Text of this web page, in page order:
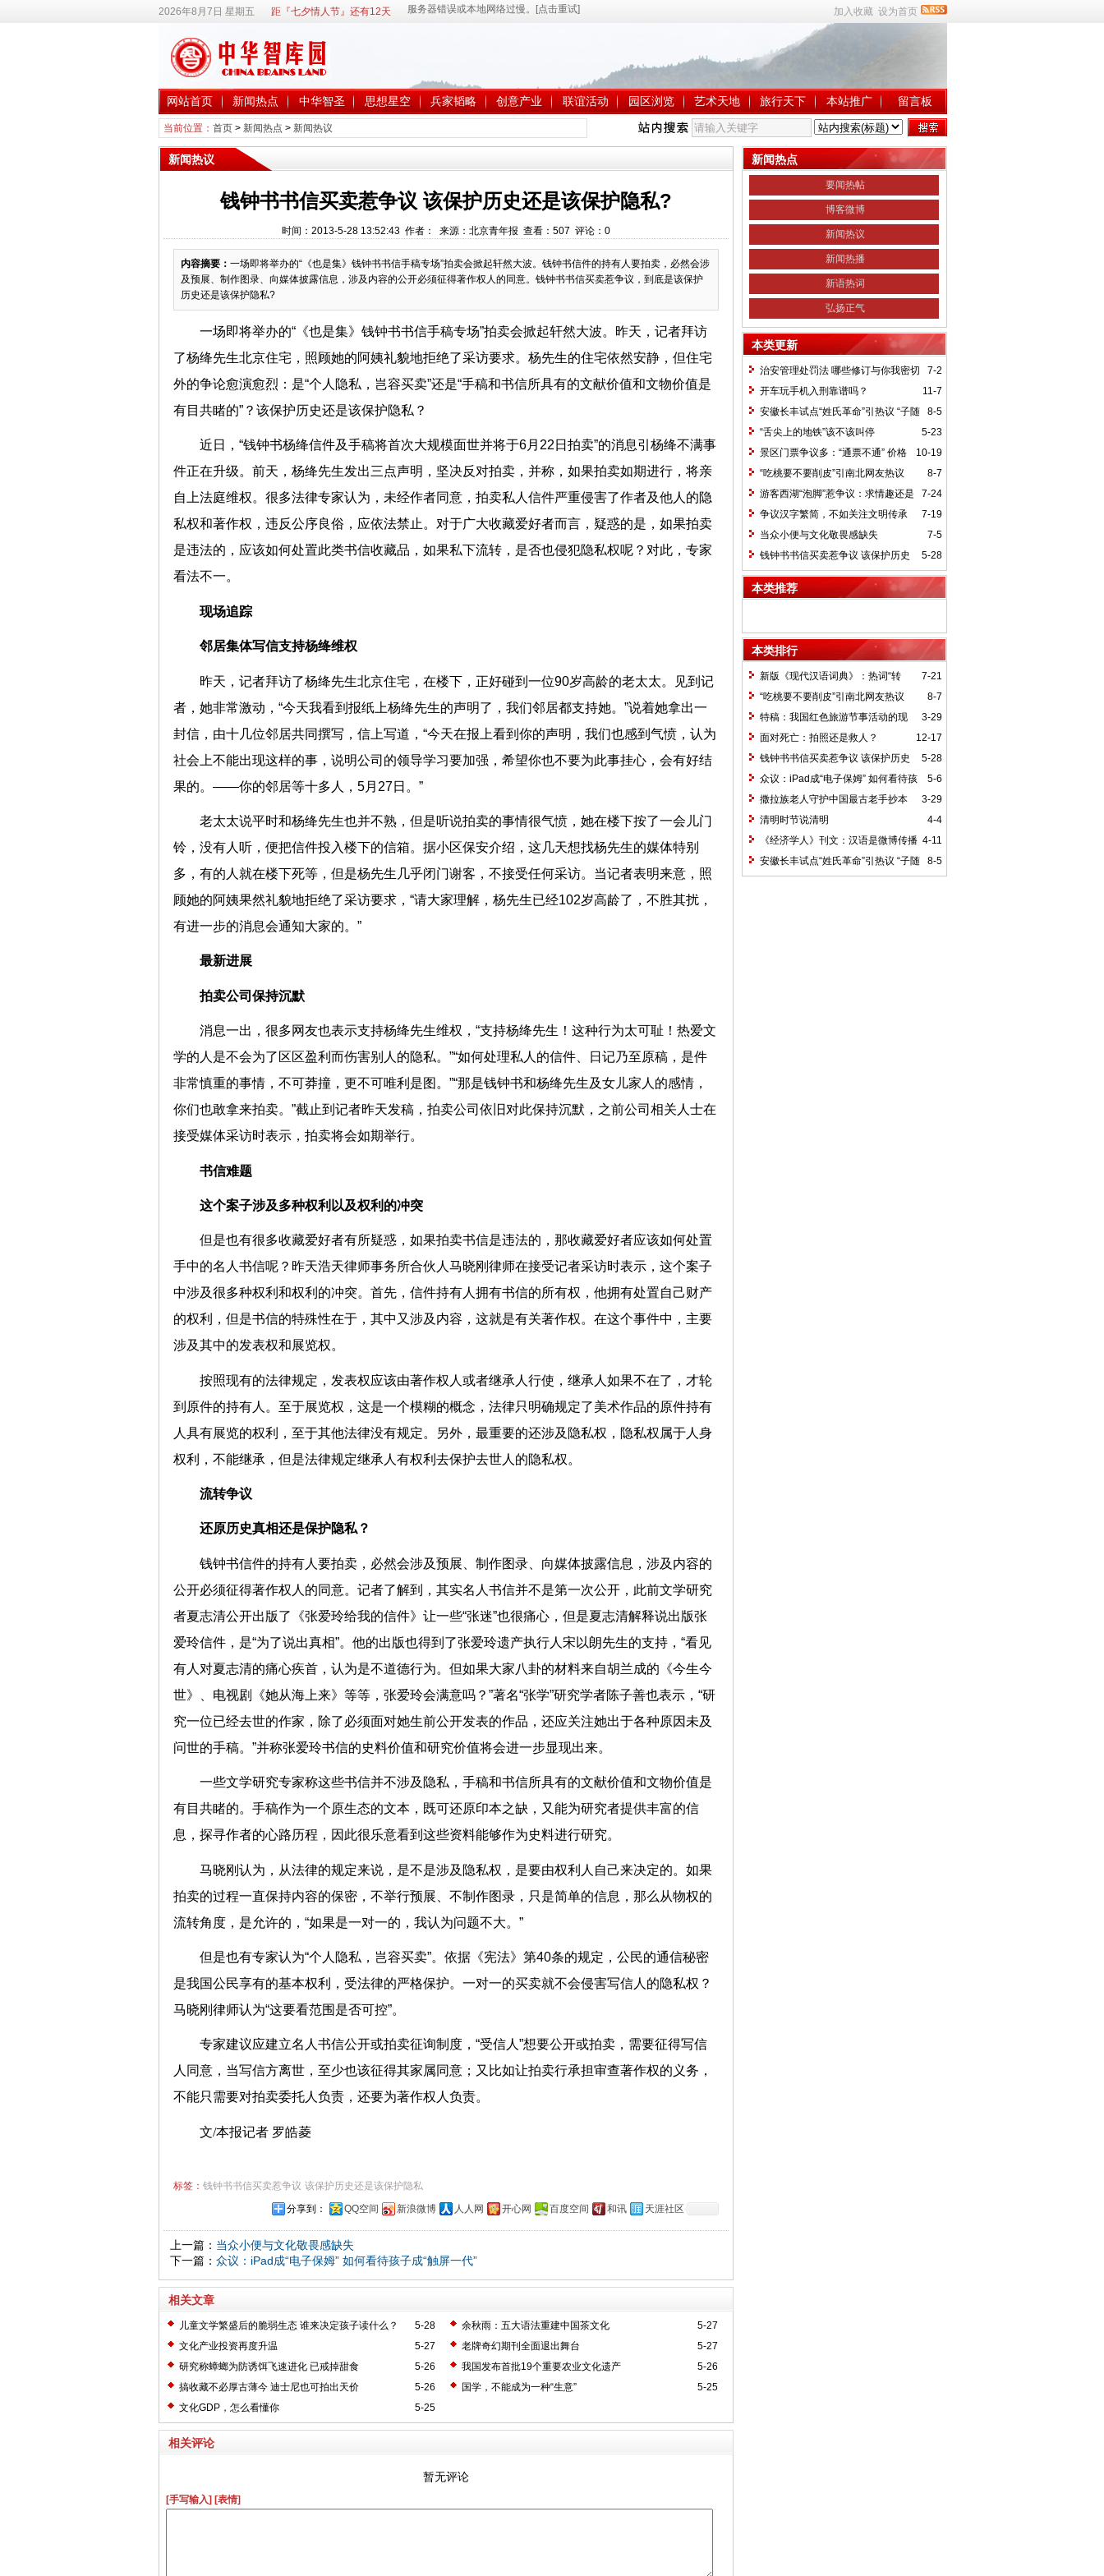
2026年8月7日 星期五 距『七夕情人节』还有12天 加入收藏 设为首页
网站首页 新闻热点 中华智圣 思想星空 兵家韬略 创意产业 联谊活动 园区浏览 艺术天地 旅行天下 本站推广 留言板
当前位置： 首页> 新闻热点 > 新闻热议
新闻热议
钱钟书书信买卖惹争议 该保护历史还是该保护隐私?
时间：2013-5-28 13:52:43 作者： 来源：北京青年报 查看： 507 评论： 0
内容摘要： 一场即将举办的“《也是集》钱钟书书信手稿专场”拍卖会掀起轩然大波。钱钟书信件的持有人要拍卖，必然会涉
及预展、制作图录、向媒体披露信息，涉及内容的公开必须征得著作权人的同意。钱钟书书信买卖惹争议，到底是该保护
历史还是该保护隐私?
一场即将举办的“《也是集》钱钟书书信手稿专场”拍卖会掀起轩然大波。昨天，记者拜访
了杨绛先生北京住宅，照顾她的阿姨礼貌地拒绝了采访要求。杨先生的住宅依然安静，但住宅
外的争论愈演愈烈：是“个人隐私，岂容买卖”还是“手稿和书信所具有的文献价值和文物价值是
有目共睹的”？该保护历史还是该保护隐私？
近日，“钱钟书杨绛信件及手稿将首次大规模面世并将于6月22日拍卖”的消息引杨绛不满事
件正在升级。前天，杨绛先生发出三点声明，坚决反对拍卖，并称，如果拍卖如期进行，将亲
自上法庭维权。很多法律专家认为，未经作者同意，拍卖私人信件严重侵害了作者及他人的隐
私权和著作权，违反公序良俗，应依法禁止。对于广大收藏爱好者而言，疑惑的是，如果拍卖
是违法的，应该如何处置此类书信收藏品，如果私下流转，是否也侵犯隐私权呢？对此，专家
看法不一。
现场追踪
邻居集体写信支持杨绛维权
昨天，记者拜访了杨绛先生北京住宅，在楼下，正好碰到一位90岁高龄的老太太。见到记
者，她非常激动，“今天我看到报纸上杨绛先生的声明了，我们邻居都支持她。”说着她拿出一
封信，由十几位邻居共同撰写，信上写道，“今天在报上看到你的声明，我们也感到气愤，认为
社会上不能出现这样的事，说明公司的领导学习要加强，希望你也不要为此事挂心，会有好结
果的。——你的邻居等十多人，5月27日。”
老太太说平时和杨绛先生也并不熟，但是听说拍卖的事情很气愤，她在楼下按了一会儿门
铃，没有人听，便把信件投入楼下的信箱。据小区保安介绍，这几天想找杨先生的媒体特别
多，有的人就在楼下死等，但是杨先生几乎闭门谢客，不接受任何采访。当记者表明来意，照
顾她的阿姨果然礼貌地拒绝了采访要求，“请大家理解，杨先生已经102岁高龄了，不胜其扰，
有进一步的消息会通知大家的。”
最新进展
拍卖公司保持沉默
消息一出，很多网友也表示支持杨绛先生维权，“支持杨绛先生！这种行为太可耻！热爱文
学的人是不会为了区区盈利而伤害别人的隐私。”“如何处理私人的信件、日记乃至原稿，是件
非常慎重的事情，不可莽撞，更不可唯利是图。”“那是钱钟书和杨绛先生及女儿家人的感情，
你们也敢拿来拍卖。”截止到记者昨天发稿，拍卖公司依旧对此保持沉默，之前公司相关人士在
接受媒体采访时表示，拍卖将会如期举行。
书信难题
这个案子涉及多种权利以及权利的冲突
但是也有很多收藏爱好者有所疑惑，如果拍卖书信是违法的，那收藏爱好者应该如何处置
手中的名人书信呢？昨天浩天律师事务所合伙人马晓刚律师在接受记者采访时表示，这个案子
中涉及很多种权利和权利的冲突。首先，信件持有人拥有书信的所有权，他拥有处置自己财产
的权利，但是书信的特殊性在于，其中又涉及内容，这就是有关著作权。在这个事件中，主要
涉及其中的发表权和展览权。
按照现有的法律规定，发表权应该由著作权人或者继承人行使，继承人如果不在了，才轮
到原件的持有人。至于展览权，这是一个模糊的概念，法律只明确规定了美术作品的原件持有
人具有展览的权利，至于其他法律没有规定。另外，最重要的还涉及隐私权，隐私权属于人身
权利，不能继承，但是法律规定继承人有权利去保护去世人的隐私权。
流转争议
还原历史真相还是保护隐私？
钱钟书信件的持有人要拍卖，必然会涉及预展、制作图录、向媒体披露信息，涉及内容的
公开必须征得著作权人的同意。记者了解到，其实名人书信并不是第一次公开，此前文学研究
者夏志清公开出版了《张爱玲给我的信件》让一些“张迷”也很痛心，但是夏志清解释说出版张
爱玲信件，是“为了说出真相”。他的出版也得到了张爱玲遗产执行人宋以朗先生的支持，“看见
有人对夏志清的痛心疾首，认为是不道德行为。但如果大家八卦的材料来自胡兰成的《今生今
世》、电视剧《她从海上来》等等，张爱玲会满意吗？”著名“张学”研究学者陈子善也表示，“研
究一位已经去世的作家，除了必须面对她生前公开发表的作品，还应关注她出于各种原因未及
问世的手稿。”并称张爱玲书信的史料价值和研究价值将会进一步显现出来。
一些文学研究专家称这些书信并不涉及隐私，手稿和书信所具有的文献价值和文物价值是
有目共睹的。手稿作为一个原生态的文本，既可还原印本之缺，又能为研究者提供丰富的信
息，探寻作者的心路历程，因此很乐意看到这些资料能够作为史料进行研究。
马晓刚认为，从法律的规定来说，是不是涉及隐私权，是要由权利人自己来决定的。如果
拍卖的过程一直保持内容的保密，不举行预展、不制作图录，只是简单的信息，那么从物权的
流转角度，是允许的，“如果是一对一的，我认为问题不大。”
但是也有专家认为“个人隐私，岂容买卖”。依据《宪法》第40条的规定，公民的通信秘密
是我国公民享有的基本权利，受法律的严格保护。一对一的买卖就不会侵害写信人的隐私权？
马晓刚律师认为“这要看范围是否可控”。
专家建议应建立名人书信公开或拍卖征询制度，“受信人”想要公开或拍卖，需要征得写信
人同意，当写信方离世，至少也该征得其家属同意；又比如让拍卖行承担审查著作权的义务，
不能只需要对拍卖委托人负责，还要为著作权人负责。
文/本报记者 罗皓菱
标签： 钱钟书书信买卖惹争议 该保护历史还是该保护隐私
分享到：
QQ空间 新浪微博 人人网 开心网 百度空间 和讯 天涯社区
上一篇： 当众小便与文化敬畏感缺失
下一篇： 众议：iPad成“电子保姆” 如何看待孩子成“触屏一代”
相关文章
5-28
儿童文学繁盛后的脆弱生态 谁来决定孩子读什么？ 5-27
余秋雨：五大语法重建中国茶文化
5-27
文化产业投资再度升温 5-27
老牌奇幻期刊全面退出舞台
5-26
研究称蟑螂为防诱饵飞速进化 已戒掉甜食 5-26
我国发布首批19个重要农业文化遗产
5-26
搞收藏不必厚古薄今 迪士尼也可拍出天价 5-25
国学，不能成为一种“生意”
5-25
文化GDP，怎么看懂你
相关评论
暂无评论
[手写输入] [表情]
新闻热点
要闻热帖
博客微博
新闻热议
新闻热播
新语热词
弘扬正气
本类更新
7-2
治安管理处罚法 哪些修订与你我密切
相关（法治聚焦）
11-7
开车玩手机入刑靠谱吗？
8-5
安徽长丰试点“姓氏革命”引热议 “子随
母姓”奖千元
5-23
“舌尖上的地铁”该不该叫停
10-19
景区门票争议多：“通票不通” 价格
随意上涨
8-7
“吃桃要不要削皮”引南北网友热议
7-24
游客西湖“泡脚”惹争议：求情趣还是
低素质？
7-19
争议汉字繁简，不如关注文明传承
7-5
当众小便与文化敬畏感缺失
5-28
钱钟书书信买卖惹争议 该保护历史
还是该保护隐私?
本类推荐
本类排行
7-21
新版《现代汉语词典》：热词“转
正”标准存争议
8-7
“吃桃要不要削皮”引南北网友热议
3-29
特稿：我国红色旅游节事活动的现
状、问题与对策
12-17
面对死亡：拍照还是救人？
5-28
钱钟书书信买卖惹争议 该保护历史
还是该保护隐私?
5-6
众议：iPad成“电子保姆” 如何看待孩
子成“触屏一代”
3-29
撒拉族老人守护中国最古老手抄本
《古兰经》
4-4
清明时节说清明
4-11
《经济学人》刊文：汉语是微博传播
的最佳语言
8-5
安徽长丰试点“姓氏革命”引热议 “子随